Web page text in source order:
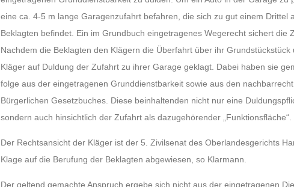
eine ca. 4-5 m lange Garagenzufahrt befahren, die sich zu gut einem Drittel
Beklagten befindet. Ein im Grundbuch eingetragenes Wegerecht sichert die
Nachdem die Beklagten den Klägern die Überfahrt über ihr
Kläger auf Duldung der Zufahrt zu ihrer Garage geklagt. Dabei haben sie
folge aus der eingetragenen Grunddienstbarkeit sowie aus den
Bürgerlichen Gesetzbuches. Diese beinhaltenden nicht nur eine
sondern auch hinsichtlich der Zufahrt als dazugehörender „Funktionsfläche“.
Der Rechtsansicht der Kläger ist der 5. Zivilsenat des Oberlandesgerichts
Klage auf die Berufung der Beklagten abgewiesen, so Klarmann.
Der geltend gemachte Anspruch ergebe sich nicht aus der eingetragenen